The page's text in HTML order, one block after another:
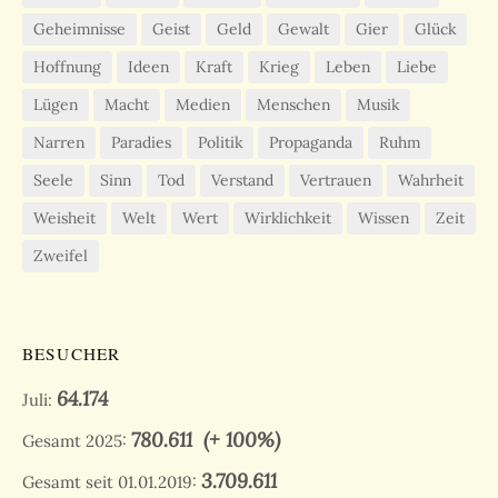
Geheimnisse
Geist Geld Gewalt Gier
Glück
Hoffnung
Ideen Kraft Krieg Leben
Liebe
Lügen
Macht Medien Menschen
Musik
Narren
Paradies Politik Propaganda
Ruhm
Seele
Sinn Tod Verstand Vertrauen
Wahrheit
Weisheit
Welt Wert Wirklichkeit Wissen
Zeit
Zweifel
BESUCHER
Juli: 64.174
Gesamt 2025: 780.611(+ 100%)
Gesamt seit 01.01.2019: 3.709.611